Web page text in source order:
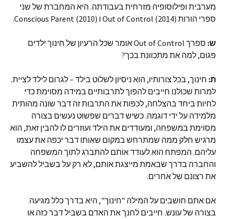
מערבית ופילוסופיה מזרחית בעבודתה. היא המחברת של שני
ספרי הורות (Out of Control (2014 ו (Conscious Parent (2010.
ש:
ספרך Out of Control אומר שכל הרעיון של חינוך ילדים
פגום, למה את מתכוונת בכך?
ת: חינוך, בכל צורותיו, הוא ניסיון לשלוט בילד – לגרום לילד לציית.
למרות שכולנו חייבים להפוך לתרבותיים במידה מסוימת כדי
לחיות ביחד בהצלחה, לכפות את התרבות זה דבר שונה מהותית
מלמידה על ידי דוגמה. כשיש דברים שפשוט נעשים בצורה
מסוימת במשפחה, ומעודדים את הילד ועוזרים לו להבין זאת, הוא
מרגיש חלק ממה שמתרחש במקום שאותו דבר יכפה את עצמו
עליהם. המפתח הוא לעודד אותם להתברג לתוך המשפחה
והחברה בדרך שבאמת מייצגת אותם, לא רק על בשביל להשביע
את רצונם של אחרים.
אם אתם חושבים על המילה "חינוך", היא בדרך כלל מגיעה
בצורה של עונש. חייבים לחנך את האדם בשביל דבר כזה או